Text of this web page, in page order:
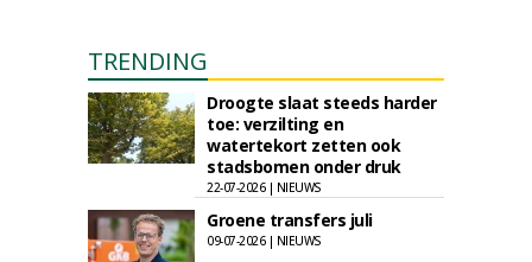
TRENDING
Droogte slaat steeds harder
toe: verzilting en
watertekort zetten ook
stadsbomen onder druk
22-07-2026 | NIEUWS
Groene transfers juli
09-07-2026 | NIEUWS